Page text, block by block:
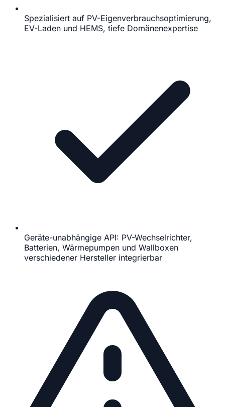
Spezialisiert auf PV-Eigenverbrauchsoptimierung,
EV-Laden und HEMS, tiefe Domänenexpertise
Geräte-unabhängige API: PV-Wechselrichter,
Batterien, Wärmepumpen und Wallboxen
verschiedener Hersteller integrierbar